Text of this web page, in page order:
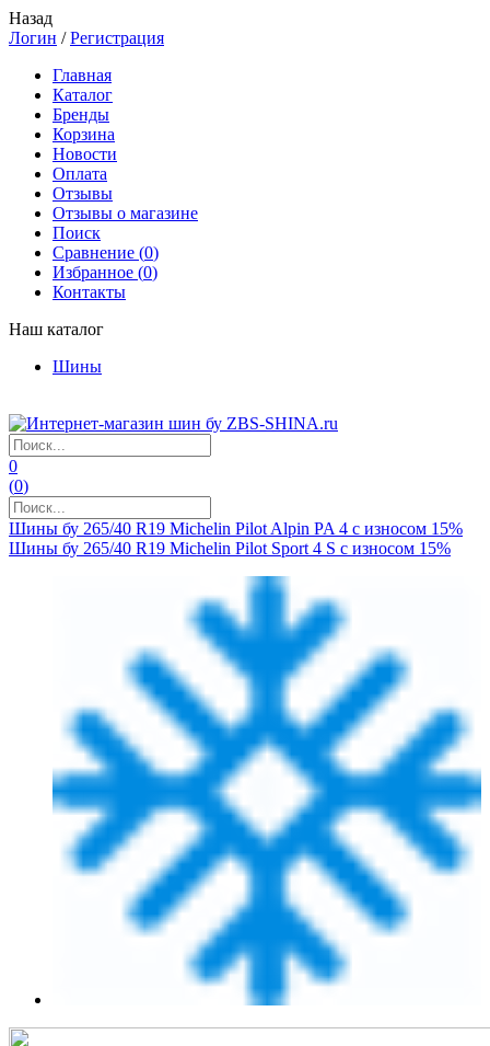
Назад
Логин /Регистрация
Главная
Каталог
Бренды
Корзина
Новости
Оплата
Отзывы
Отзывы о магазине
Поиск
Сравнение (0)
Избранное (0)
Контакты
Наш каталог
Шины
0
(0)
Шины бу 265/40 R19 Michelin Pilot Alpin PA 4 с износом 15%
Шины бу 265/40 R19 Michelin Pilot Sport 4 S с износом 15%